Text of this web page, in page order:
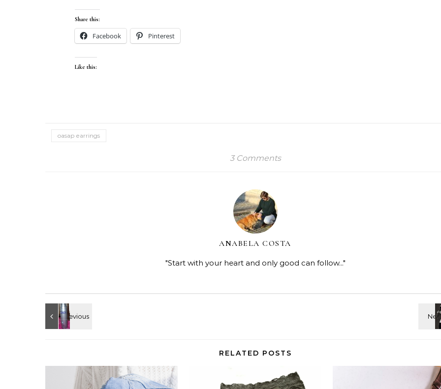
Share this:
Facebook Pinterest
Like this:
oasap earrings
3 Comments
ANABELA COSTA
"Start with your heart and only good can follow..."
RELATED POSTS